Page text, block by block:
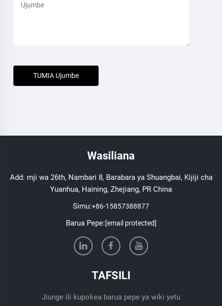
TUMIA Ujumbe
Wasiliana
Add: mji wa 26th, Nambari 8, Barabara ya Shuangbai, Kijiji cha
Yuanhua, Haining, Zhejiang, PR China
Simu:+86-15857388877
Barua Pepe:[email protected]
TAFSILI
Jiunge ili kupokea barua pepe ya wiki yetu